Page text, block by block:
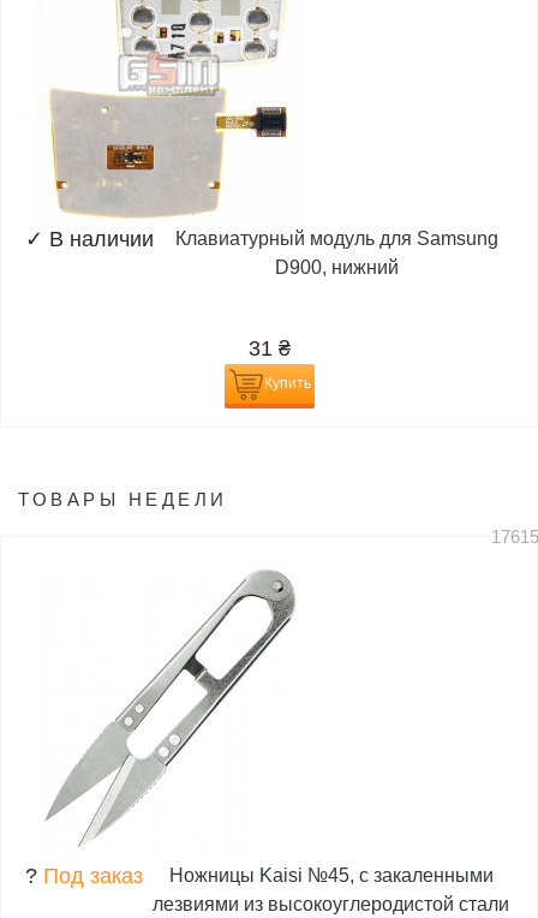
✓ В наличии
Клавиатурный модуль для Samsung
D900, нижний
31 ₴
Купить
ТОВАРЫ НЕДЕЛИ
? Под заказ
Ножницы Kaisi №45, с закаленными
лезвиями из высокоуглеродистой стали